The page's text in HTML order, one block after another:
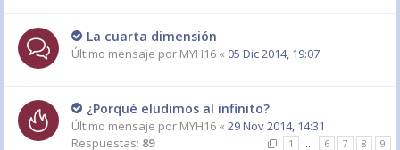
La cuarta dimensión
Último mensaje por MYH16 « 05 Dic 2014, 19:07
¿Porqué eludimos al infinito?
Último mensaje por MYH16 « 29 Nov 2014, 14:31
Respuestas: 89 1 … 6 7 8 9